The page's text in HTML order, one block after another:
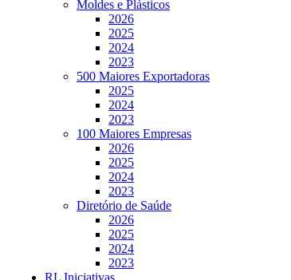
Moldes e Plásticos
2026
2025
2024
2023
500 Maiores Exportadoras
2025
2024
2023
100 Maiores Empresas
2026
2025
2024
2023
Diretório de Saúde
2026
2025
2024
2023
RL Iniciativas